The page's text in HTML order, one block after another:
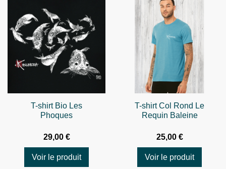
T-shirt Bio Les
Phoques
29,00 €
Voir le produit
T-shirt Col Rond Le
Requin Baleine
25,00 €
Voir le produit